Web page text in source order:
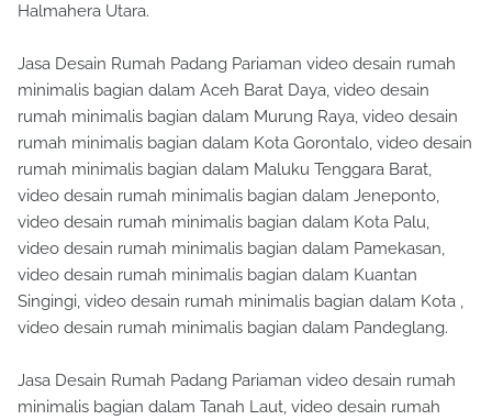
Halmahera Utara.
Jasa Desain Rumah Padang Pariaman video desain rumah
minimalis bagian dalam Aceh Barat Daya, video desain
rumah minimalis bagian dalam Murung Raya, video desain
rumah minimalis bagian dalam Kota Gorontalo, video desain
rumah minimalis bagian dalam Maluku Tenggara Barat,
video desain rumah minimalis bagian dalam Jeneponto,
video desain rumah minimalis bagian dalam Kota Palu,
video desain rumah minimalis bagian dalam Pamekasan,
video desain rumah minimalis bagian dalam Kuantan
Singingi, video desain rumah minimalis bagian dalam Kota ,
video desain rumah minimalis bagian dalam Pandeglang.
Jasa Desain Rumah Padang Pariaman video desain rumah
minimalis bagian dalam Tanah Laut, video desain rumah